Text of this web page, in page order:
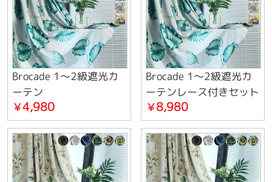
Brocade 1～2級遮光カ
ーテン
￥4,980
Brocade 1～2級遮光カ
ーテンレース付きセット
￥8,980